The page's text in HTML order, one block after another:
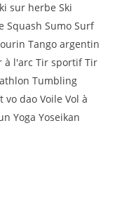
sur herbe Ski
Squash Sumo Surf
Tango argentin
à l'arc Tir sportif Tir
Tumbling
dao Voile Vol à
Yoga Yoseikan